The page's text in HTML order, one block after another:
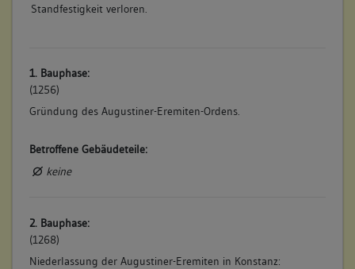
Standfestigkeit verloren.
1. Bauphase:
(1256)
Gründung des Augustiner-Eremiten-Ordens.
Betroffene Gebäudeteile:
keine
2. Bauphase:
(1268)
Niederlassung der Augustiner-Eremiten in Konstanz: